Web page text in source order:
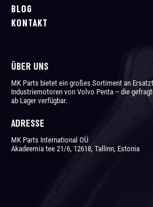
BLOG
KONTAKT
ÜBER UNS
MK Parts bietet ein großes Sortiment an
Industriemotoren von Volvo Penta – die
ab Lager verfügbar.
ADRESSE
MK Parts International OÜ
Akadeemia tee 21/6, 12618, Tallinn, Estonia